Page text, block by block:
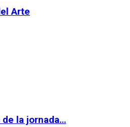
Arte
la jornada…